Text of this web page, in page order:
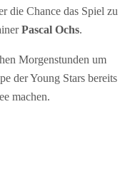
die Chance das Spiel zu
Pascal Ochs.
Morgenstunden um
der Young Stars bereits
machen.